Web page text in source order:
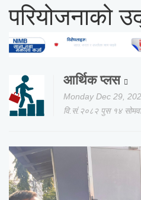
परियोजनाको
आर्थिक प्लस
Monday Dec 29,
वि.सं.२०८२ पुस १४